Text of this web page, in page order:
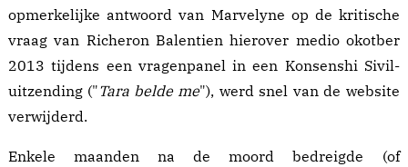
opmerkelijke antwoord van Marvelyne op de kritische
vraag van Richeron Balentien hierover medio okotber
2013 tijdens een vragenpanel in een Konsenshi Sivil-
uitzending ("Tara belde me"), werd snel van de website
verwijderd.
Enkele maanden na de moord bedreigde (of